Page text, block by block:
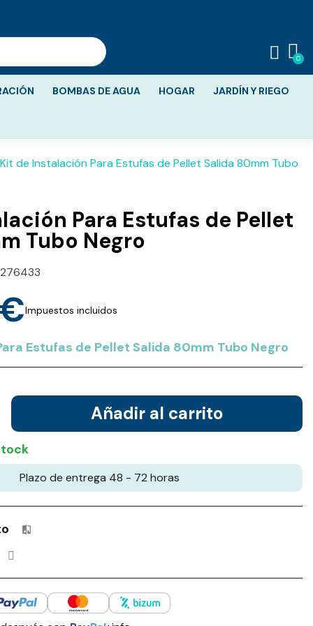
BOMBAS DE AGUA HOGAR JARDÍN Y RIEGO
Kit de Instalación Para Estufas de Pellet Salida 80mm Tubo
Para Estufas de Pellet
Tubo Negro
Impuestos incluidos
Estufas de Pellet Salida 80mm Tubo Negro
Añadir al carrito
Plazo de entrega 48 - 72 horas
Productos incluidos en tu lista de comparación: 0 / 4